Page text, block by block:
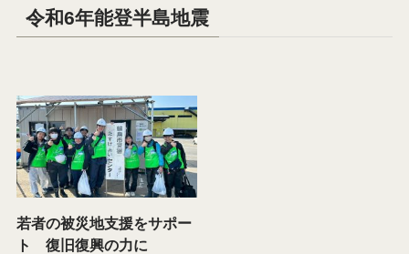
令和6年能登半島地震
若者の被災地支援をサポー
ト 復旧復興の力に